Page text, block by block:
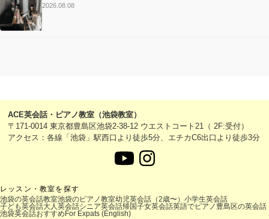
2026.08.08
ACE英会話・ピアノ教室（池袋教室）
〒171-0014 東京都豊島区池袋2-38-12 ウエストコート21（ 2F:受付）
アクセス：各線「池袋」駅西口より徒歩5分、エチカC6出口より徒歩3分
レッスン・教室を探す
池袋の英会話教室池袋のピアノ教室幼児英会話（2歳〜） 小学生英会話
子ども英会話大人英会話シニア英会話帰国子女英会話英語でピアノ 豊島区の英会話
池袋英会話おすすめ For Expats (English)